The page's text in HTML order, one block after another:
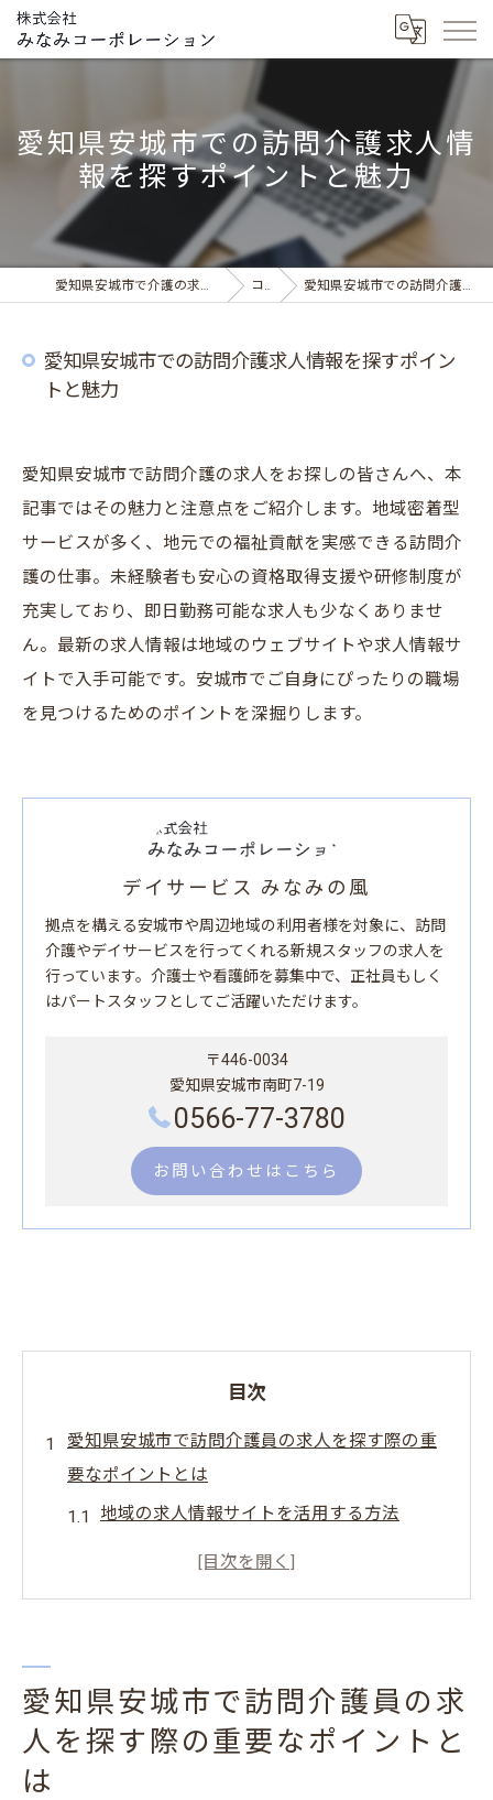
愛知県安城市での訪問介護求人情
報を探すポイントと魅力
愛知県安城市で介護の求人ならデイサービス みなみの風 コラム 愛知県安城市での訪問介護求人情報を探すポイントと魅力
愛知県安城市での訪問介護求人情報を探すポイン
トと魅力
愛知県安城市で訪問介護の求人をお探しの皆さんへ、本
記事ではその魅力と注意点をご紹介します。地域密着型
サービスが多く、地元での福祉貢献を実感できる訪問介
護の仕事。未経験者も安心の資格取得支援や研修制度が
充実しており、即日勤務可能な求人も少なくありませ
ん。最新の求人情報は地域のウェブサイトや求人情報サ
イトで入手可能です。安城市でご自身にぴったりの職場
を見つけるためのポイントを深掘りします。
デイサービス みなみの風
拠点を構える安城市や周辺地域の利用者様を対象に、訪問
介護やデイサービスを行ってくれる新規スタッフの求人を
行っています。介護士や看護師を募集中で、正社員もしく
はパートスタッフとしてご活躍いただけます。
〒446-0034
愛知県安城市南町7-19
0566-77-3780
お問い合わせはこちら
目次
愛知県安城市で訪問介護員の求人を探す際の重
要なポイントとは
地域の求人情報サイトを活用する方法
地元の介護事業者とのネットワークを築く
自己分析を通じて適した職場を見つける
地域密着型サービスが魅力！安城市の訪問介護
愛知県安城市で訪問介護員の求
人を探す際の重要なポイントと
は